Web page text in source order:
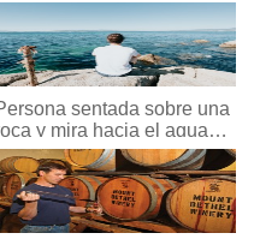
sentada sobre una
y mira hacia el agua